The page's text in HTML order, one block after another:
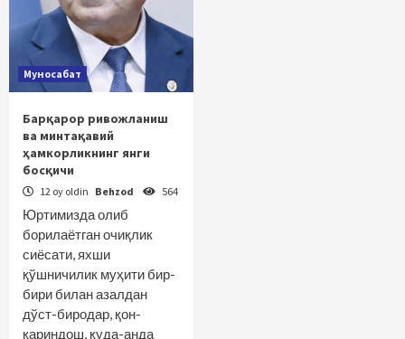
Муносабат
Барқарор ривожланиш
ва минтақавий
ҳамкорликнинг янги
босқичи
12 oy oldin Behzod 564
Юртимизда олиб
борилаётган очиқлик
сиёсати, яхши
қўшничилик муҳити бир-
бири билан азалдан
дўст-биродар, қон-
қариндош, қуда-анда